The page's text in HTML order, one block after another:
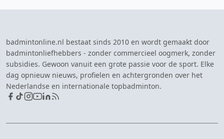
badmintonline.nl bestaat sinds 2010 en wordt gemaakt door
badmintonliefhebbers - zonder commercieel oogmerk, zonder
subsidies. Gewoon vanuit een grote passie voor de sport. Elke
dag opnieuw nieuws, profielen en achtergronden over het
Nederlandse en internationale topbadminton.